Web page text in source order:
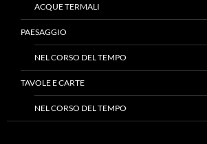
ACQUE TERMALI
PAESAGGIO
NEL CORSO DEL TEMPO
TAVOLE E CARTE
NEL CORSO DEL TEMPO